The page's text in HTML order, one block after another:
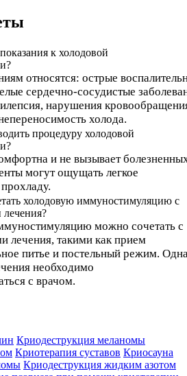
к холодовой
относятся: острые
сердечно-сосудистые
нарушения
холода.
процедуру холодовой
и не вызывает
могут ощущать легкое
холодовую иммуностимуляцию с
можно сочетать с
лечения, такими как прием
питье и постельный режим.
необходимо
с врачом.
Криодеструкция меланомы
Криотерапия суставов Криосауна
Криодеструкция жидким азотом